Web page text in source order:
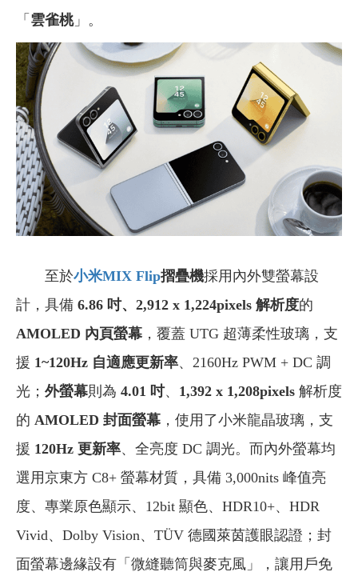
「 雲雀桃」。
至於小米MIX Flip摺疊機採用內外雙螢幕設
計，具備 6.86 吋、2,912 x 1,224pixels 解析度的
AMOLED 內頁螢幕 ，覆蓋 UTG 超薄柔性玻璃，支
援 1~120Hz 自適應更新率、2160Hz PWM + DC 調
光； 外螢幕則為 4.01 吋、 1,392 x 1,208pixels 解析度
的 AMOLED 封面螢幕 ，使用了小米龍晶玻璃，支
援 120Hz 更新率、全亮度 DC 調光。而內外螢幕均
選用京東方 C8+ 螢幕材質，具備 3,000nits 峰值亮
度、專業原色顯示、12bit 顯色、HDR10+、HDR
Vivid、Dolby Vision、TÜV 德國萊茵護眼認證；封
面螢幕邊緣設有「微縫聽筒與麥克風」，讓用戶免